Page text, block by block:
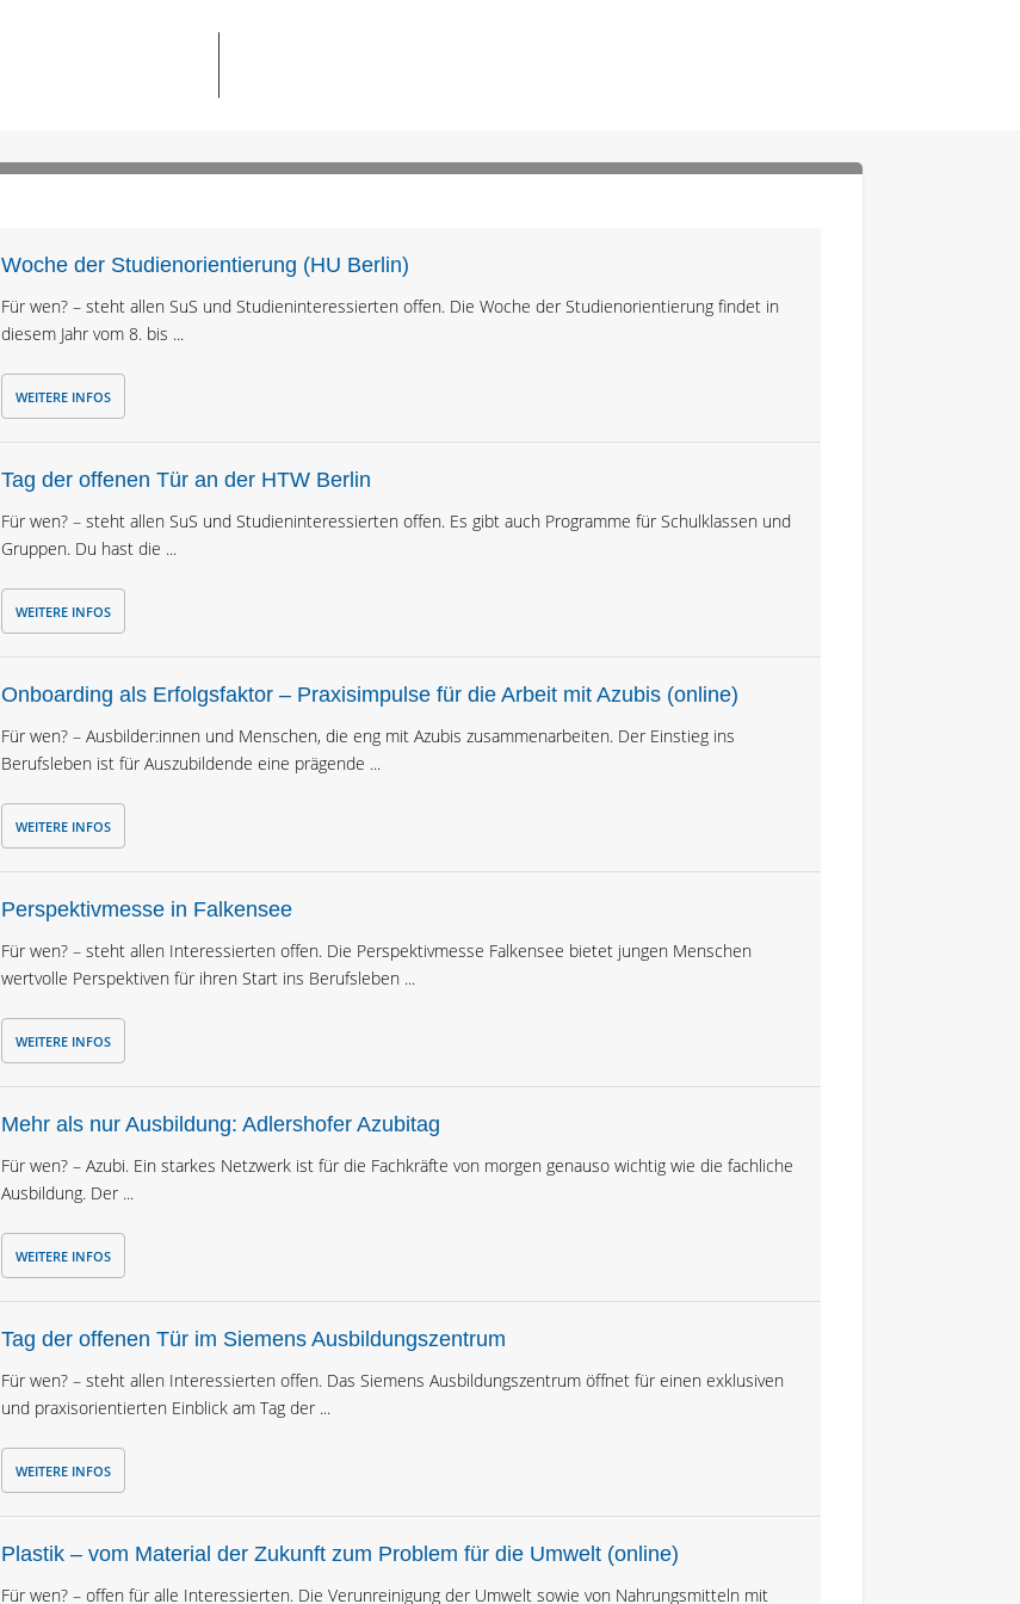
Woche der Studienorientierung (HU Berlin)
Für wen? – steht allen SuS und Studieninteressierten offen. Die Woche der Studienorientierung findet in
diesem Jahr vom 8. bis ...
WEITERE INFOS
Tag der offenen Tür an der HTW Berlin
Für wen? – steht allen SuS und Studieninteressierten offen. Es gibt auch Programme für Schulklassen und
Gruppen. Du hast die ...
WEITERE INFOS
Onboarding als Erfolgsfaktor – Praxisimpulse für die Arbeit mit Azubis (online)
Für wen? – Ausbilder:innen und Menschen, die eng mit Azubis zusammenarbeiten. Der Einstieg ins
Berufsleben ist für Auszubildende eine prägende ...
WEITERE INFOS
Perspektivmesse in Falkensee
Für wen? – steht allen Interessierten offen. Die Perspektivmesse Falkensee bietet jungen Menschen
wertvolle Perspektiven für ihren Start ins Berufsleben ...
WEITERE INFOS
Mehr als nur Ausbildung: Adlershofer Azubitag
Für wen? – Azubi. Ein starkes Netzwerk ist für die Fachkräfte von morgen genauso wichtig wie die fachliche
Ausbildung. Der ...
WEITERE INFOS
Tag der offenen Tür im Siemens Ausbildungszentrum
Für wen? – steht allen Interessierten offen. Das Siemens Ausbildungszentrum öffnet für einen exklusiven
und praxisorientierten Einblick am Tag der ...
WEITERE INFOS
Plastik – vom Material der Zukunft zum Problem für die Umwelt (online)
Für wen? – offen für alle Interessierten. Die Verunreinigung der Umwelt sowie von Nahrungsmitteln mit